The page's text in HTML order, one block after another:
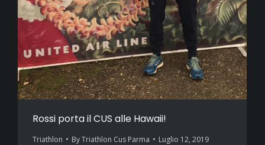
Rossi porta il CUS alle Hawaii!
Triathlon ByTriathlon Cus Parma Luglio 12, 2019